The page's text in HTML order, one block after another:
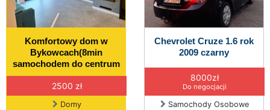
Komfortowy dom w
Bykowcach(8min
samochodem do centrum
2500 zł
Domy
Chevrolet Cruze 1.6 rok
2009 czarny
8000zł
Do negocjacji
Samochody Osobowe